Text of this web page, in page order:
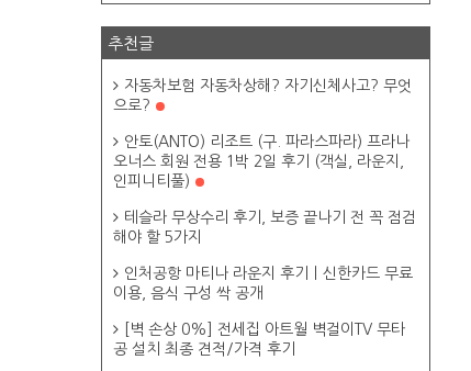
추천글
자동차보험 자동차상해? 자기신체사고? 무엇
으로?
안토(ANTO) 리조트 (구. 파라스파라) 프라나
오너스 회원 전용 1박 2일 후기 (객실, 라운지,
인피니티풀)
테슬라 무상수리 후기, 보증 끝나기 전 꼭 점검
해야 할 5가지
인처공항 마티나 라운지 후기ㅣ신한카드 무료
이용, 음식 구성 싹 공개
[벽 손상 0%] 전세집 아트월 벽걸이TV 무타
공 설치 최종 견적/가격 후기